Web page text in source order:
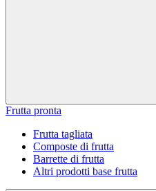
Frutta pronta
Frutta tagliata
Composte di frutta
Barrette di frutta
Altri prodotti base frutta